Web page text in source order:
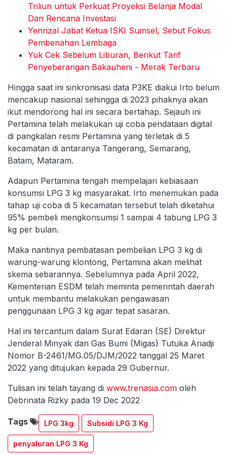
Triliun untuk Perkuat Proyeksi Belanja Modal
Dan Rencana Investasi
Yenrizal Jabat Ketua ISKI Sumsel, Sebut Fokus
Pembenahan Lembaga
Yuk Cek Sebelum Liburan, Berikut Tarif
Penyeberangan Bakauheni - Merak Terbaru
Hingga saat ini sinkronisasi data P3KE diakui Irto belum
mencakup nasional sehingga di 2023 pihaknya akan
ikut mendorong hal ini secara bertahap. Sejauh ini
Pertamina telah melakukan uji coba pendataan digital
di pangkalan resmi Pertamina yang terletak di 5
kecamatan di antaranya Tangerang, Semarang,
Batam, Mataram.
Adapun Pertamina tengah mempelajari kebiasaan
konsumsi LPG 3 kg masyarakat. Irto menemukan pada
tahap uji coba di 5 kecamatan tersebut telah diketahui
95% pembeli mengkonsumsi 1 sampai 4 tabung LPG 3
kg per bulan.
Maka nantinya pembatasan pembelian LPG 3 kg di
warung-warung klontong, Pertamina akan melihat
skema sebarannya. Sebelumnya pada April 2022,
Kementerian ESDM telah meminta pemerintah daerah
untuk membantu melakukan pengawasan
penggunaan LPG 3 kg agar tepat sasaran.
Hal ini tercantum dalam Surat Edaran (SE) Direktur
Jenderal Minyak dan Gas Bumi (Migas) Tutuka Ariadji
Nomor B-2461/MG.05/DJM/2022 tanggal 25 Maret
2022 yang ditujukan kepada 29 Gubernur.
Tulisan ini telah tayang di www.trenasia.com oleh
Debrinata Rizky pada 19 Dec 2022
Tags LPG 3kg Subsidi LPG 3 Kg
penyaluran LPG 3 Kg